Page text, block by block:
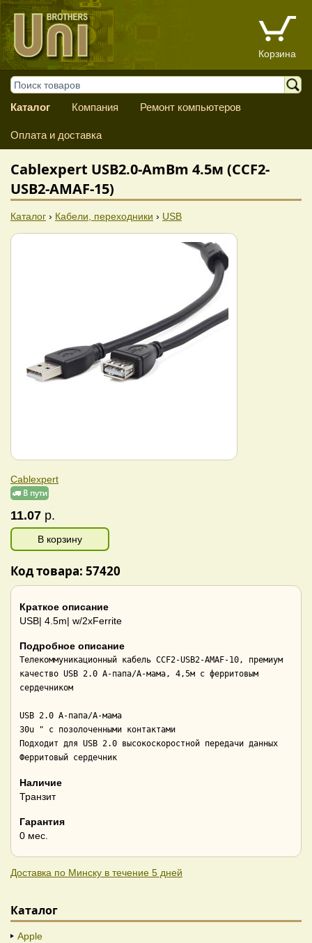
Корзина
Каталог Компания Ремонт компьютеров
Оплата и доставка
Cablexpert USB2.0-AmBm 4.5м (CCF2-
USB2-AMAF-15)
Каталог › Кабели, переходники › USB
Cablexpert
11.07 р.
В корзину
Код товара: 57420
Краткое описание
USB| 4.5m| w/2xFerrite
Подробное описание
Телекоммуникационный кабель CCF2-USB2-AMAF-10, премиум
качество USB 2.0 A-папа/A-мама, 4,5м с ферритовым
сердечником
USB 2.0 A-папа/A-мама
30u " c позолоченными контактами
Подходит для USB 2.0 высокоскоростной передачи данных
Ферритовый сердечник
Наличие
Транзит
Гарантия
0 мес.
Доставка по Минску в течение 5 дней
Каталог
Apple